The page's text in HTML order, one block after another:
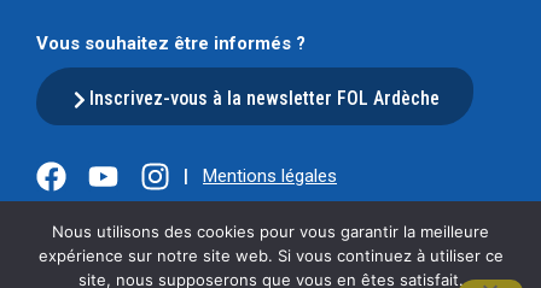
Vous souhaitez être informés ?
Inscrivez-vous à la newsletter FOL Ardèche
| Mentions légales
Nous utilisons des cookies pour vous garantir la meilleure
expérience sur notre site web. Si vous continuez à utiliser ce
site, nous supposerons que vous en êtes satisfait.